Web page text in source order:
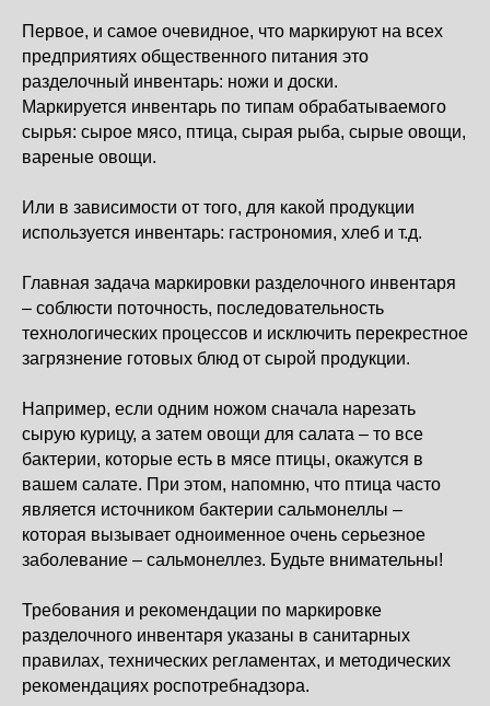
Первое, и самое очевидное, что маркируют на всех
предприятиях общественного питания это
разделочный инвентарь: ножи и доски.
Маркируется инвентарь по типам обрабатываемого
сырья: сырое мясо, птица, сырая рыба, сырые овощи,
вареные овощи.
Или в зависимости от того, для какой продукции
используется инвентарь: гастрономия, хлеб и т.д.
Главная задача маркировки разделочного инвентаря
– соблюсти поточность, последовательность
технологических процессов и исключить перекрестное
загрязнение готовых блюд от сырой продукции.
Например, если одним ножом сначала нарезать
сырую курицу, а затем овощи для салата – то все
бактерии, которые есть в мясе птицы, окажутся в
вашем салате. При этом, напомню, что птица часто
является источником бактерии сальмонеллы –
которая вызывает одноименное очень серьезное
заболевание – сальмонеллез. Будьте внимательны!
Требования и рекомендации по маркировке
разделочного инвентаря указаны в санитарных
правилах, технических регламентах, и методических
рекомендациях роспотребнадзора.